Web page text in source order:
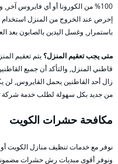
100% من الكورونا أو أي فايروس آخر,
إحرص عند الخروج من المنزل
باستمرار, وغسل اليدين بالصابون بعد
متى يجب تعقيم المنزل؟ يتم تعقيم
زال أحد القاطنين يحمل القايروس, لن
من جديد بكل سهولة لطلب خدمة شركة
مكافحة حشرات الكويت
نوفر مع خدمات تنظيف منازل الكويت
ونوفر أقوى مبديات رش حشرات